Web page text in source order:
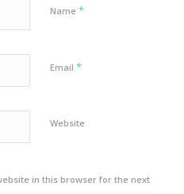
Name *
Email *
Website
in this browser for the next